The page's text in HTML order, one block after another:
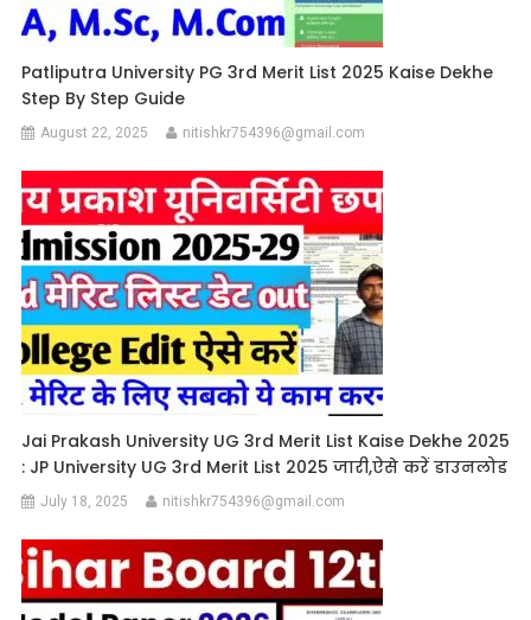
Patliputra University PG 3rd Merit List 2025 Kaise Dekhe
Step By Step Guide
August 22, 2025 nitishkr754396@gmail.com
Jai Prakash University UG 3rd Merit List Kaise Dekhe 2025
: JP University UG 3rd Merit List 2025 जारी,ऐसे करें डाउनलोड
July 18, 2025 nitishkr754396@gmail.com